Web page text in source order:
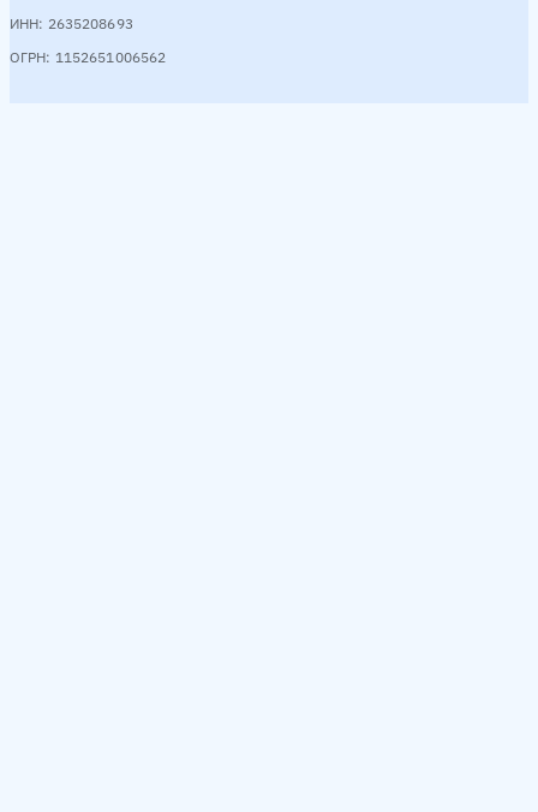
ИНН: 2635208693
ОГРН: 1152651006562